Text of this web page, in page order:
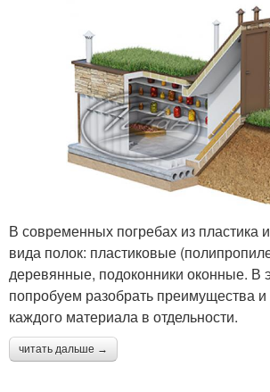
В современных погребах из пластика
вида полок: пластиковые
деревянные, подоконники оконные. В
попробуем разобрать преимущества и
каждого материала в отдельности.
читать дальше →